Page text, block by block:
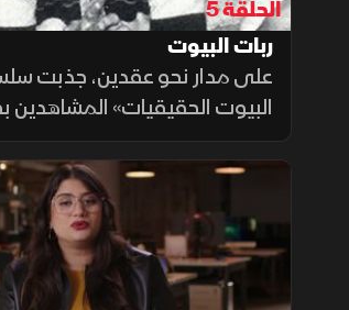
الحلقة 5
ربات البيوت
على مدار نحو عقدين، جذبت
البيوت الحقيقيات» المشاهدين
والصراعات المثيرة، لكن خلف
والقصور ظهرت أزمات قانونية